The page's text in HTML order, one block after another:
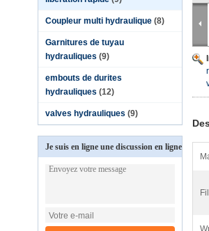
Coupleur multi hydraulique (8)
Garnitures de tuyau
hydrauliques (9)
embouts de durites
hydrauliques (12)
valves hydrauliques (9)
Je suis en ligne une discussion en ligne